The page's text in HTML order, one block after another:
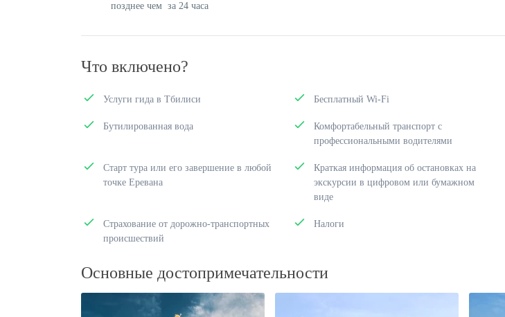
позднее чем за 24 часa
Что включено?
Услуги гида в Тбилиси Бесплатный Wi-Fi
Бутилированная вода
Комфортабельный транспорт с
профессиональными водителями
Старт тура или его завершение в любой
точке Еревана
Краткая информация об остановках на
экскурсии в цифровом или бумажном
виде
Страхование от дорожно-транспортных
происшествий
Налоги
Основные достопримечательности